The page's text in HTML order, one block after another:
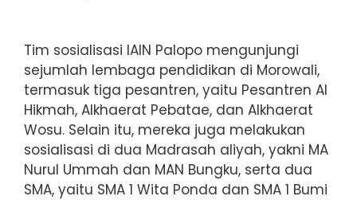
Tim sosialisasi IAIN Palopo mengunjungi
sejumlah lembaga pendidikan di Morowali,
termasuk tiga pesantren, yaitu Pesantren Al
Hikmah, Alkhaerat Pebatae, dan Alkhaerat
Wosu. Selain itu, mereka juga melakukan
sosialisasi di dua Madrasah aliyah, yakni MA
Nurul Ummah dan MAN Bungku, serta dua
SMA, yaitu SMA 1 Wita Ponda dan SMA 1 Bumi